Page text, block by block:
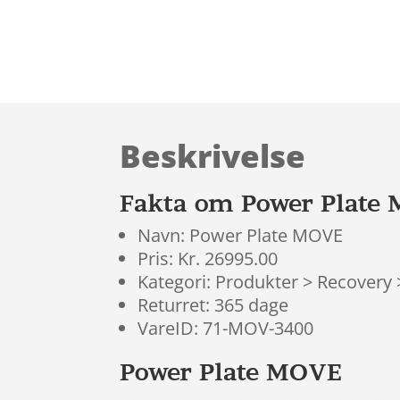
Beskrivelse
Fakta om Power Plate
Navn: Power Plate MOVE
Pris: Kr. 26995.00
Kategori: Produkter > Recovery
Returret: 365 dage
VareID: 71-MOV-3400
Power Plate MOVE